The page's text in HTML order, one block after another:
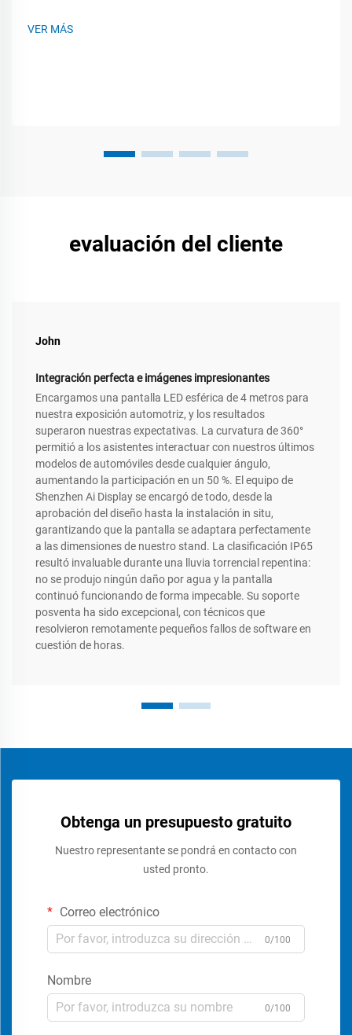
concierto en vivo, una feria comercial o una reunión
VER MÁS
evaluación del cliente
John
Integración perfecta e imágenes impresionantes
Encargamos una pantalla LED esférica de 4 metros para
nuestra exposición automotriz, y los resultados
superaron nuestras expectativas. La curvatura de 360°
permitió a los asistentes interactuar con nuestros últimos
modelos de automóviles desde cualquier ángulo,
aumentando la participación en un 50 %. El equipo de
Shenzhen Ai Display se encargó de todo, desde la
aprobación del diseño hasta la instalación in situ,
garantizando que la pantalla se adaptara perfectamente
a las dimensiones de nuestro stand. La clasificación IP65
resultó invaluable durante una lluvia torrencial repentina:
no se produjo ningún daño por agua y la pantalla
continuó funcionando de forma impecable. Su soporte
posventa ha sido excepcional, con técnicos que
resolvieron remotamente pequeños fallos de software en
cuestión de horas.
Obtenga un presupuesto gratuito
Nuestro representante se pondrá en contacto con
usted pronto.
Correo electrónico
0/100
Nombre
0/100